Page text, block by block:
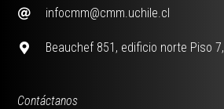
infocmm@cmm.uchile.cl
Beauchef 851, edificio norte Piso
Contáctanos